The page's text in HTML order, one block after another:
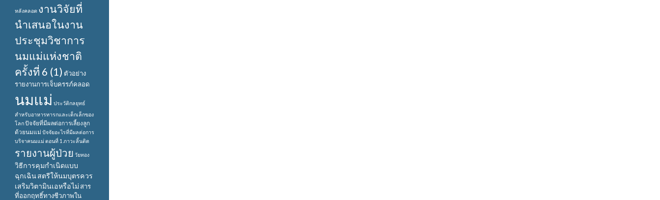
หลังคลอด งานวิจัยที่
นำเสนอในงาน
ประชุมวิชาการ
นมแม่แห่งชาติ
ครั้งที่ 6 (1) ตัวอย่าง
รายงานการเจ็บครรภ์คลอด
นมแม่ ประวัติกลยุทธ์
สำหรับอาหารทารกและเด็กเล็กของ
โลกปัจจัยที่มีผลต่อการเลี้ยงลูก
ด้วยนมแม่ ปัจจัยอะไรที่มีผลต่อการ
บริจาคนมแม่ ตอนที่ 1 ภาวะลิ้นติด
รายงานผู้ป่วย วัยทอง
วิธีการคุมกำเนิดแบบ
ฉุกเฉินสตรีให้นมบุตรควร
เสริมวิตามินเอหรือไม่ สาร
ที่ออกฤทธิ์ทางชีวภาพใน